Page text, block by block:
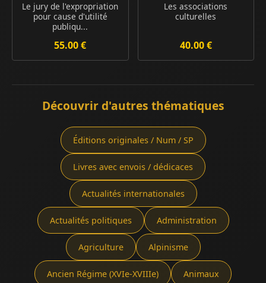
Le jury de l'expropriation
pour cause d'utilité
publiqu...
55.00 €
Les associations
culturelles
40.00 €
Découvrir d'autres thématiques
Éditions originales / Num / SP
Livres avec envois / dédicaces
Actualités internationales
Actualités politiques Administration
Agriculture Alpinisme
Ancien Régime (XVIe-XVIIIe) Animaux